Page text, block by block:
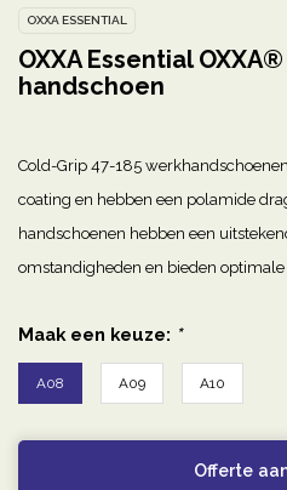
OXXA ESSENTIAL
OXXA Essential
handschoen
Cold-Grip 47-185
coating en hebben een polamide
handschoenen hebben een
omstandigheden en bieden
Maak een keuze: *
A08 A09 A10
Offerte